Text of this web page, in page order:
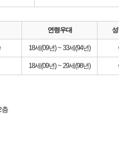
연령우대
18세(09년) ~ 33세(94년)
18세(09년) ~ 29세(98년)
층